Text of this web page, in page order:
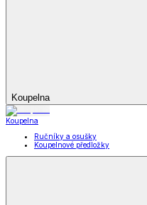
Koupelna
Koupelna
Ručníky a osušky
Koupelnové předložky